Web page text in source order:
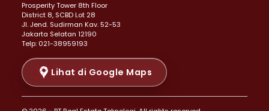
Properti Dijual di Menteng >
Properti Dijual di Senen >
Properti Dijual di Tanah Abang >
Properti Dijual di Cikini >
Properti Dijual di Kramat >
Properti Dijual di Pasar Baru >
Properti Dijual di Bendungan Hilir >
Prosperity Tower 8th Floor
District 8, SCBD Lot 28
JI. Jend. Sudirman Kav. 52-53
Jakarta Selatan 12190
Telp: 021-38959193
Lihat di Google Maps